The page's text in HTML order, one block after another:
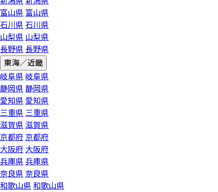
富山県 富山県
石川県 石川県
山梨県 山梨県
長野県 長野県
東海／近畿
岐阜県 岐阜県
静岡県 静岡県
愛知県 愛知県
三重県 三重県
滋賀県 滋賀県
京都府 京都府
大阪府 大阪府
兵庫県 兵庫県
奈良県 奈良県
和歌山県 和歌山県